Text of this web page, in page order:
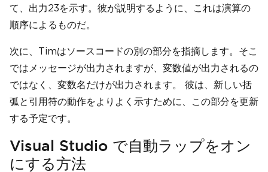
て、出力23を示す。彼が説明するように、これは演算の
順序によるものだ。
次に、Timはソースコードの別の部分を指摘します。そこ
ではメッセージが出力されますが、変数値が出力されるの
ではなく、変数名だけが出力されます。 彼は、新しい括
弧と引用符の動作をよりよく示すために、この部分を更新
する予定です。
Visual Studio で自動ラップをオン
にする方法